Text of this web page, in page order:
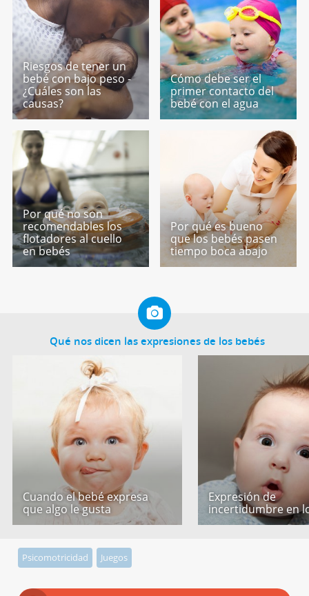
Riesgos de tener un
bebé con bajo peso -
¿Cuáles son las
causas?
Cómo debe ser el
primer contacto del
bebé con el agua
Por qué no son
recomendables los
flotadores al cuello
en bebés
Por qué es bueno
que los bebés pasen
tiempo boca abajo
Qué nos dicen las expresiones de los bebés
Cuando el bebé expresa
que algo le gusta
Expresión de
incertidumbre en
Psicomotricidad Juegos